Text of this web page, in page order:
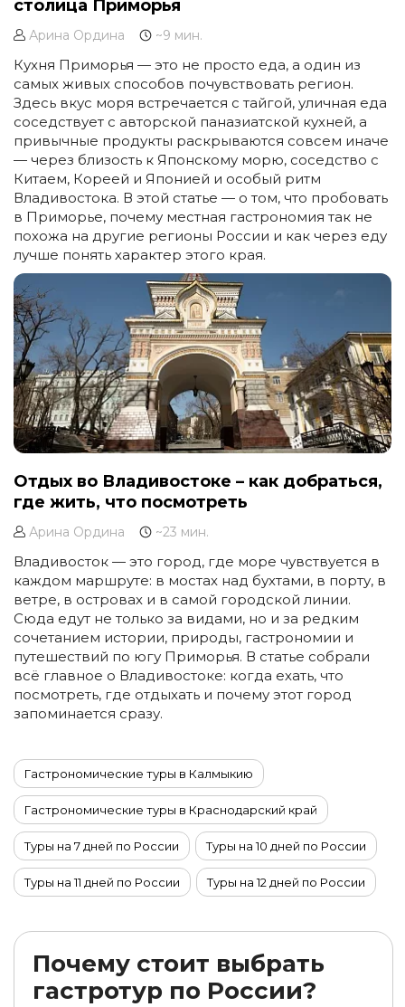
столица Приморья
Арина Ордина ~9 мин.
Кухня Приморья — это не просто еда, а один из
самых живых способов почувствовать регион.
Здесь вкус моря встречается с тайгой, уличная еда
соседствует с авторской паназиатской кухней, а
привычные продукты раскрываются совсем иначе
— через близость к Японскому морю, соседство с
Китаем, Кореей и Японией и особый ритм
Владивостока. В этой статье — о том, что пробовать
в Приморье, почему местная гастрономия так не
похожа на другие регионы России и как через еду
лучше понять характер этого края.
Отдых во Владивостоке – как добраться,
где жить, что посмотреть
Арина Ордина ~23 мин.
Владивосток — это город, где море чувствуется в
каждом маршруте: в мостах над бухтами, в порту, в
ветре, в островах и в самой городской линии.
Сюда едут не только за видами, но и за редким
сочетанием истории, природы, гастрономии и
путешествий по югу Приморья. В статье собрали
всё главное о Владивостоке: когда ехать, что
посмотреть, где отдыхать и почему этот город
запоминается сразу.
Гастрономические туры в Калмыкию
Гастрономические туры в Краснодарский край
Туры на 7 дней по России Туры на 10 дней по России
Туры на 11 дней по России Туры на 12 дней по России
Туры на 15 дней по России
Гастрономические туры в Териберке
Почему стоит выбрать
гастротур по России?